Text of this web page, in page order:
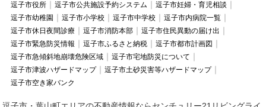
逗子市役所 逗子市公共施設予約システム
逗子市妊婦・育児相談
逗子市幼稚園
逗子市小学校 逗子市中学校
逗子市内病院一覧
逗子市休日夜間診療
逗子市消防本部
逗子市住民異動の届け出
逗子市緊急防災情報
逗子市ふるさと納税
逗子市都市計画図
逗子市急傾斜地崩壊危険区域
逗子市宅地防災について
逗子市津波ハザードマップ
逗子市土砂災害等ハザードマップ
逗子市空き家バンク